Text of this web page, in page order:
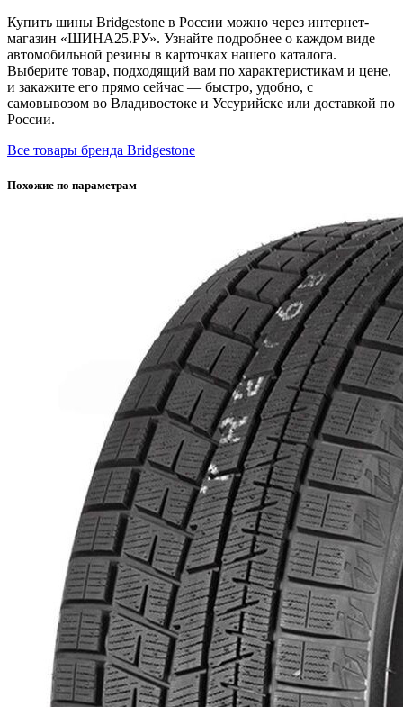
Купить шины Bridgestone в России можно через интернет-
магазин «ШИНА25.РУ». Узнайте подробнее о каждом виде
автомобильной резины в карточках нашего каталога.
Выберите товар, подходящий вам по характеристикам и цене,
и закажите его прямо сейчас — быстро, удобно, с
самовывозом во Владивостоке и Уссурийске или доставкой по
России.
Все товары бренда Bridgestone
Похожие по параметрам